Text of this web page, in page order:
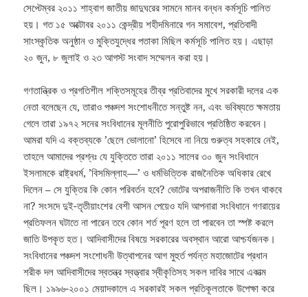
সেপ্টেম্বর ২০১১ শাহ্বাগ জাতীয় জাদুঘরের সামনে মানব বন্ধন কর্মসূচি পালিত
হয়। গত ১৫ অক্টোবর ২০১১ কেন্দ্রীয় শহীদমিনারে গন সমাবেশ, প্রতিবাদী
সাংস্কৃতিক অনুষ্ঠান ও মুক্তিযুদ্ধের পতাকা মিছিল কর্মসূচি পালিত হয়। এছাড়া
২০ জুন, ৮ জুলাই ও ২৩ আগস্ট সংবাদ সম্মেলন করা হয়।
গণতান্ত্রিক ও প্রগতিশীল শক্তিসমূহের তীব্র প্রতিবাদের মুখে সরকারী দলের এক
নেতা বলেছেন যে, তারাও পঞ্চদশ সংশোধনীতে সন্তুষ্ট নন, এবং ভবিষ্যতে ক্ষমতায়
গেলে তারা ১৯৭২ সনের সংবিধানের মূলনীতি পুরোপুরিভাবে প্রতিষ্ঠিত করবেন।
আমরা যদি এ বক্তব্যকে ’ছেলে ভোলানো’ হিসেবে না নিয়ে গুরুত্ব সহকারে নেই,
তাহলে আমাদের প্রশ্নঃ যে যুক্তিতে তারা ২০১১ সালের ৩০ জুন সংবিধানে
ইসলামকে রাষ্ট্রধর্ম, ’বিসমিল্লাহ—’ ও ধর্মভিত্তিক রাজনৈতিক অধিকার রেখে
দিলেন – সে যুক্তির কি কোন পরিবর্তন হবে? ভোটের অপরাজনীতি কি তখন থাকবে
না? সংসদে দুই-তৃতীয়াংশের বেশী আসন পেয়েও যদি আপনারা সংবিধানে গণরায়ের
প্রতিফলন ঘটাতে না পারেন তবে কোন শর্ত পূরণ হলে তা পারবেন তা স্পষ্ট করলে
জাতি উপকৃত হত। আদিবাসীদের বিষয়ে সরকারের অবস্থান আরো আশ্চর্যজনক।
সংবিধানের পঞ্চদশ সংশোধনী উত্থাপনের আগ মুহুর্ত পর্যন্ত মহাজোটের প্রধান
শরীক দল আদিবাসীদের স্বতন্ত্র স্বত্ত্বার স্বীকৃতিসহ সকল দাবির সাথে একাত্ম
ছিল। ১৯৯৬-২০০১ মেয়াদকালে এ সরকারই সকল প্রতিকূলতাকে উপেক্ষা করে